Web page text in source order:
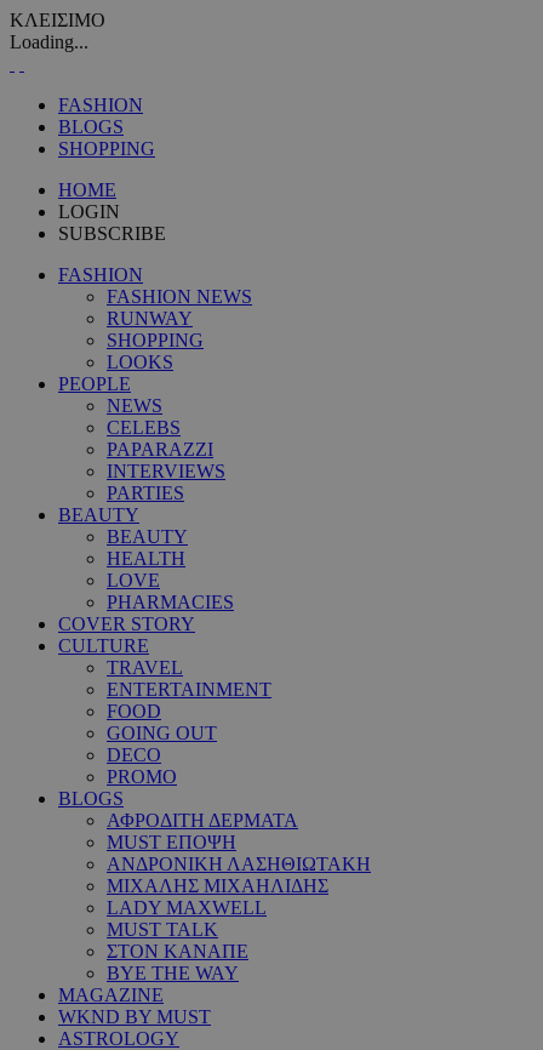
ΚΛΕΙΣΙΜΟ
Loading...
FASHION
BLOGS
SHOPPING
HOME
LOGIN
SUBSCRIBE
FASHION
FASHION NEWS
RUNWAY
SHOPPING
LOOKS
PEOPLE
NEWS
CELEBS
PAPARAZZI
INTERVIEWS
PARTIES
BEAUTY
BEAUTY
HEALTH
LOVE
PHARMACIES
COVER STORY
CULTURE
TRAVEL
ENTERTAINMENT
FOOD
GOING OUT
DECO
PROMO
BLOGS
ΑΦΡΟΔΙΤΗ ΔΕΡΜΑΤΑ
MUST ΕΠΟΨΗ
ΑΝΔΡΟΝΙΚΗ ΛΑΣΗΘΙΩΤΑΚΗ
ΜΙΧΑΛΗΣ ΜΙΧΑΗΛΙΔΗΣ
LADY MAXWELL
MUST TALK
ΣΤΟΝ ΚΑΝΑΠΕ
BYE THE WAY
MAGAZINE
WKND BY MUST
ASTROLOGY